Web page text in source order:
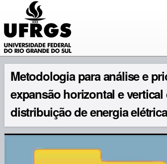
Metodologia para análise e
expansão horizontal e
distribuição de energia elétrica